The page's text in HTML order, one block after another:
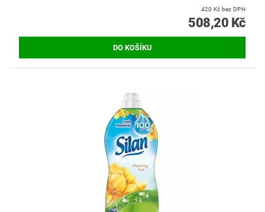
420 Kč bez DPH
508,20 Kč